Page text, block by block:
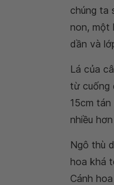
chúng ta
non, một
dần và
Lá của
từ cuống
15cm
nhiều
Ngô thù
hoa khá
Cánh